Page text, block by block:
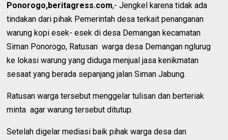
Ponorogo,beritagress.com,- Jengkel karena tidak ada
tindakan dari pihak Pemerintah desa terkait penanganan
warung kopi esek- esek di desa Demangan kecamatan
Siman Ponorogo, Ratusan warga desa Demangan nglurug
ke lokasi warung yang diduga menjual jasa kenikmatan
sesaat yang berada sepanjang jalan Siman Jabung.
Ratusan warga tersebut menggelar tulisan dan berteriak
minta agar warung tersebut ditutup.
Setelah digelar mediasi baik pihak warga desa dan